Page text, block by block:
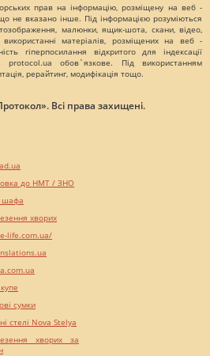
прав на інформацію, розміщену на веб -
не вказано інше. Під інформацією розуміються
малюнки, ящик-шота, скани, відео,
матеріалів, розміщених на веб -
гіперпосилання відкритого для індексації
обов`язкове. Під використанням
рерайтинг, модифікація тощо.
Всі права захищені.
до НМТ / ЗНО
шафа
хворих
life.com.ua/
сумки
стелі Nova Stelya
хворих за